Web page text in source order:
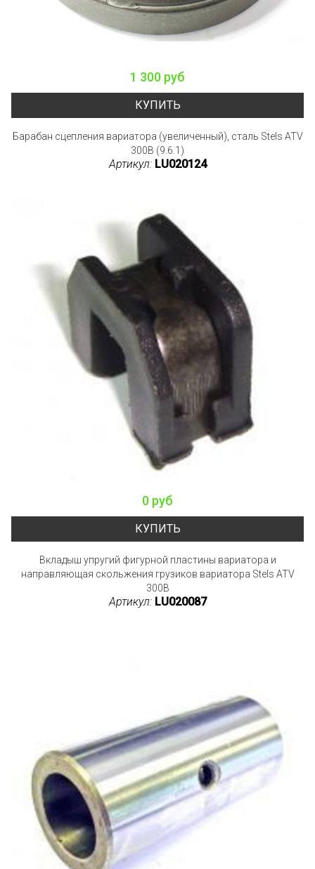
1 300 руб
КУПИТЬ
Барабан сцепления вариатора (увеличенный), сталь Stels ATV
300B (9.6.1)
Артикул: LU020124
0 руб
КУПИТЬ
Вкладыш упругий фигурной пластины вариатора и
направляющая скольжения грузиков вариатора Stels ATV
300B
Артикул: LU020087